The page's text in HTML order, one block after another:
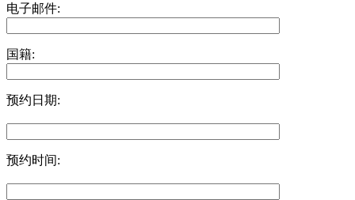
电子邮件:
国籍:
预约日期:
预约时间: